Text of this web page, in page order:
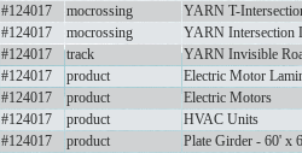
#124017 mocrossing
YARN T-
#124017 mocrossing
YARN Intersection
#124017 track
YARN Invisible
#124017 product
Electric Motor
#124017 product
Electric Motors
#124017 product
HVAC Units
#124017 product
Plate Girder - 60' x